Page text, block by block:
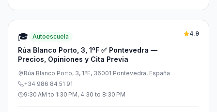
🎓 Autoescuela
Rúa Blanco Porto, 3, 1ºF ✅ Pontevedra —
Precios, Opiniones y Cita Previa
4.9
Rúa Blanco Porto, 3, 1ºF, 36001 Pontevedra, España
+34 986 84 51 91
9:30 AM to 1:30 PM, 4:30 to 8:30 PM